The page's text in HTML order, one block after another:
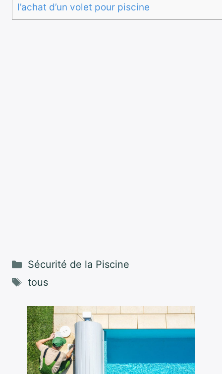
l’achat d’un volet pour piscine
Catégories
Sécurité de la Piscine
Étiquettes
tous